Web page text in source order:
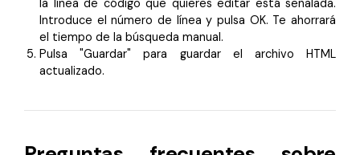
la línea de código que quieres editar está señalada.
Introduce el número de línea y pulsa OK. Te ahorrará
el tiempo de la búsqueda manual.
Pulsa "Guardar" para guardar el archivo HTML
actualizado.